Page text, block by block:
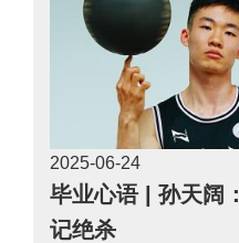
干等荣誉称号。
24
2025-06
毕业心语 | 孙天阔
记绝杀